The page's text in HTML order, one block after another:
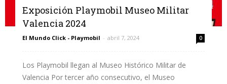
Exposición Playmobil Museo Militar
Valencia 2024
El Mundo Click - Playmobil - abril 7, 2024 0
Los Playmobil llegan al Museo Histórico Militar de
Valencia Por tercer año consecutivo, el Museo